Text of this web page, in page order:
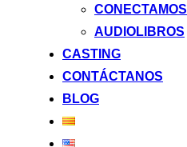
CONECTAMOS
AUDIOLIBROS
CASTING
CONTÁCTANOS
BLOG